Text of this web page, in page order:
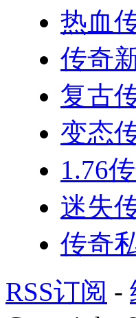
热血
传奇
复古
变态
1.76
迷失
传奇
RSS订阅 -